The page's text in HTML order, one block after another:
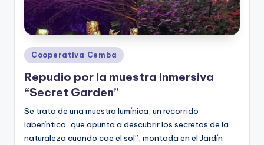
Posted
in
Cooperativa Cemba
Repudio por la muestra inmersiva
“Secret Garden”
Se trata de una muestra lumínica, un recorrido
laberíntico “que apunta a descubrir los secretos de la
naturaleza cuando cae el sol”, montada en el Jardín